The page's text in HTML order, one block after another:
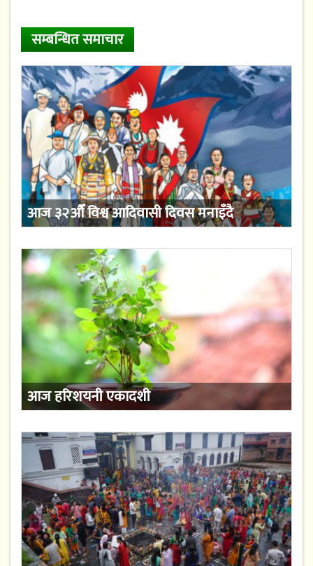
सम्बन्धित समाचार
आज ३२औँ विश्व आदिवासी दिवस मनाइँदै
आज हरिशयनी एकादशी